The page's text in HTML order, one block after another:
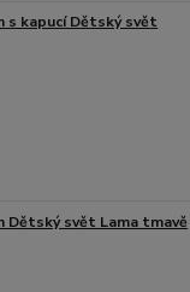
s kapucí Dětský svět
Dětský svět Lama tmavě